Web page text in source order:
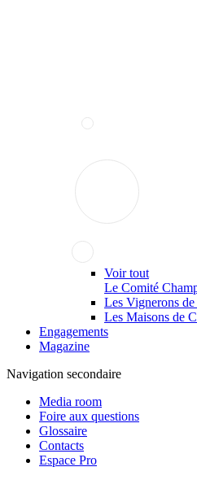
Voir tout
Le Comité
Les Vignerons
Les Maisons de
Engagements
Magazine
Navigation secondaire
Media room
Foire aux questions
Glossaire
Contacts
Espace Pro